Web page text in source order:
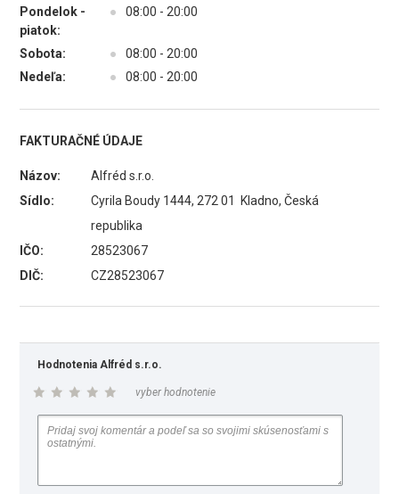
Pondelok -
piatok:
● 08:00 - 20:00
Sobota: ●
08:00 - 20:00
Nedeľa:
● 08:00 - 20:00
FAKTURAČNÉ ÚDAJE
Názov:
Alfréd s.r.o.
Sídlo:
Cyrila Boudy 1444, 272 01 Kladno, Česká
republika
IČO:
28523067
DIČ:
CZ28523067
Hodnotenia Alfréd s.r.o.
vyber hodnotenie